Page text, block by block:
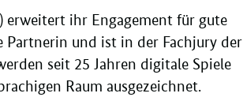
erweitert ihr Engagement für gute
Partnerin und ist in der Fachjury der
seit 25 Jahren digitale Spiele
Raum ausgezeichnet.